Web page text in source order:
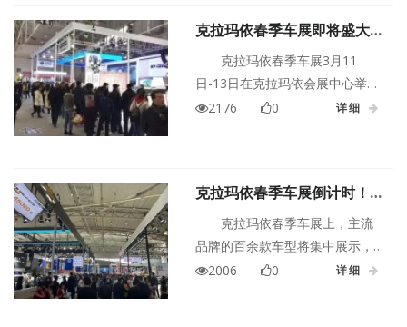
克拉玛依春季车展即将盛大开
幕！克拉玛依春季车展3月11
日-13日在克拉玛依会展中心举
行。为期3天的车展助推克拉玛依
2176 0 详细
克拉玛依春季车展倒计时！车
展盛会，等你加入！
克拉玛依春季车展上，主流
品牌的百余款车型将集中展示，
买车不必东奔西跑，各品牌之间
2006 0 详细